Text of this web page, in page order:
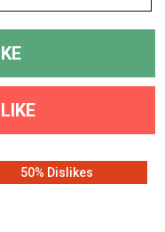
50% Dislikes